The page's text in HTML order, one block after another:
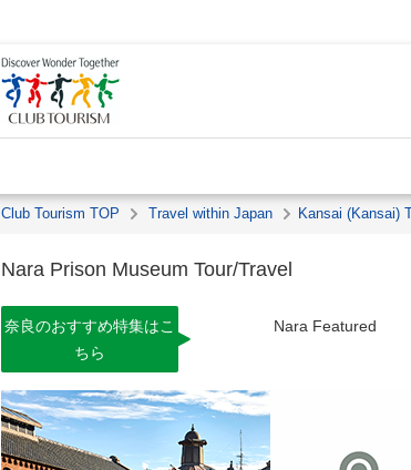
Club Tourism TOP Travel within Japan Kansai (Kansai)
Nara Prison Museum Tour/Travel
奈良のおすすめ特集はこ
ちら
Nara Featured